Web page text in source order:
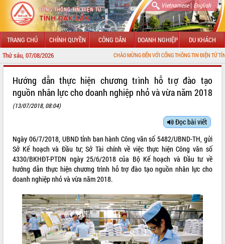
Vietnamese| English
TRANG CHỦ CHÍNH QUYỀN CÔNG DÂN DOANH NGHIỆP DU KHÁCH
Thứ sáu, 07/08/2026 CHÀO MỪNG ĐẾN VỚI CỔNG THÔNG TIN ĐIỆN TỬ TỈNH ĐẮK LẮK
LÃNH ĐẠO UBND TỈNH
SỞ, BAN, NGÀNH
UBND CÁC XÃ, PHƯỜNG
THÔNG TIN CHỈ ĐẠO ĐIỀU HÀNH
HỆ THỐNG VĂN BẢN
VĂN BẢN HĐND TỈNH
ĐIỂM TIN VĂN BẢN
Hướng dẫn thực hiện chương trình hỗ trợ đào tạo
nguồn nhân lực cho doanh nghiệp nhỏ và vừa năm 2018
(13/07/2018, 08:04)
Đọc bài viết
Ngày 06/7/2018, UBND tỉnh ban hành Công văn số 5482/UBND-TH, gửi
Sở Kế hoạch và Đầu tư; Sở Tài chính về việc thực hiện Công văn số
4330/BKHĐT-PTDN ngày 25/6/2018 của Bộ Kế hoạch và Đầu tư về
hướng dẫn thực hiện chương trình hỗ trợ đào tạo nguồn nhân lực cho
doanh nghiệp nhỏ và vừa năm 2018.